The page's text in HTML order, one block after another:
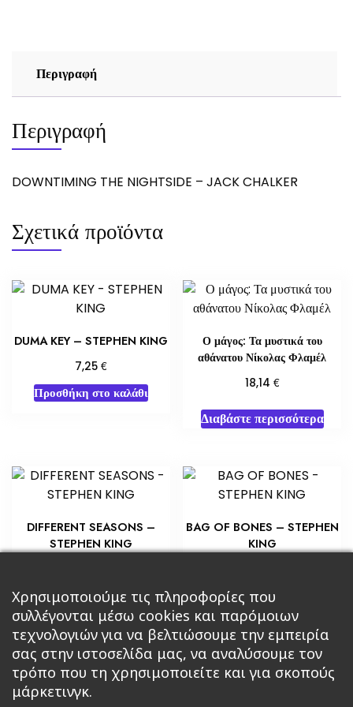
Περιγραφή
Περιγραφή
DOWNTIMING THE NIGHTSIDE – JACK CHALKER
Σχετικά προϊόντα
DUMA KEY – STEPHEN KING
7,25 €
Προσθήκη στο καλάθι
Ο μάγος: Τα μυστικά του
αθάνατου Νίκολας Φλαμέλ
18,14 €
Διαβάστε περισσότερα
DIFFERENT SEASONS –
STEPHEN KING
Προσθήκη στο καλάθι
BAG OF BONES – STEPHEN
KING
Διαβάστε περισσότερα
Χρησιμοποιούμε τις πληροφορίες που
συλλέγονται μέσω cookies και παρόμοιων
τεχνολογιών για να βελτιώσουμε την εμπειρία
σας στην ιστοσελίδα μας, να αναλύσουμε τον
τρόπο που τη χρησιμοποιείτε και για σκοπούς
μάρκετινγκ.